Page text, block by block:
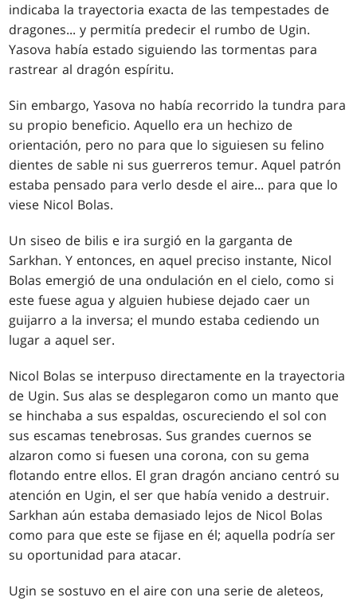
indicaba la trayectoria exacta de las tempestades de
dragones... y permitía predecir el rumbo de Ugin.
Yasova había estado siguiendo las tormentas para
rastrear al dragón espíritu.
Sin embargo, Yasova no había recorrido la tundra para
su propio beneficio. Aquello era un hechizo de
orientación, pero no para que lo siguiesen su felino
dientes de sable ni sus guerreros temur. Aquel patrón
estaba pensado para verlo desde el aire... para que lo
viese Nicol Bolas.
Un siseo de bilis e ira surgió en la garganta de
Sarkhan. Y entonces, en aquel preciso instante, Nicol
Bolas emergió de una ondulación en el cielo, como si
este fuese agua y alguien hubiese dejado caer un
guijarro a la inversa; el mundo estaba cediendo un
lugar a aquel ser.
Nicol Bolas se interpuso directamente en la trayectoria
de Ugin. Sus alas se desplegaron como un manto que
se hinchaba a sus espaldas, oscureciendo el sol con
sus escamas tenebrosas. Sus grandes cuernos se
alzaron como si fuesen una corona, con su gema
flotando entre ellos. El gran dragón anciano centró su
atención en Ugin, el ser que había venido a destruir.
Sarkhan aún estaba demasiado lejos de Nicol Bolas
como para que este se fijase en él; aquella podría ser
su oportunidad para atacar.
Ugin se sostuvo en el aire con una serie de aleteos,